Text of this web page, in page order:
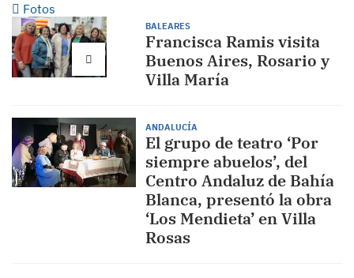
Fotos
BALEARES
Francisca Ramis visita
Buenos Aires, Rosario y
Villa María
ANDALUCÍA
El grupo de teatro ‘Por
siempre abuelos’, del
Centro Andaluz de Bahía
Blanca, presentó la obra
‘Los Mendieta’ en Villa
Rosas